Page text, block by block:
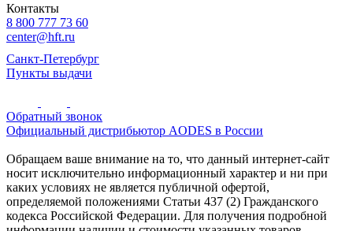
Контакты
8 800 777 73 60
center@hft.ru
Санкт-Петербург
Пункты выдачи
Обратный звонок
Официальный дистрибьютор AODES в России
Обращаем ваше внимание на то, что данный интернет-сайт
носит исключительно информационный характер и ни при
каких условиях не является публичной офертой,
определяемой положениями Статьи 437 (2) Гражданского
кодекса Российской Федерации. Для получения подробной